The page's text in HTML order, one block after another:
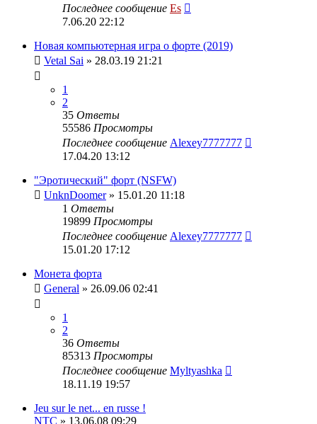
Последнее сообщение Es
7.06.20 22:12
Новая компьютерная игра о форте (2019)
Vetal Sai » 28.03.19 21:21
1
2
35 Ответы
55586 Просмотры
Последнее сообщение Alexey7777777
17.04.20 13:12
"Эротический" форт (NSFW)
UnknDoomer» 15.01.20 11:18
1 Ответы
19899 Просмотры
Последнее сообщение Alexey7777777
15.01.20 17:12
Монета форта
General » 26.09.06 02:41
1
2
36 Ответы
85313 Просмотры
Последнее сообщение Myltyashka
18.11.19 19:57
Jeu sur le net... en russe !
NTC » 13.06.08 09:29